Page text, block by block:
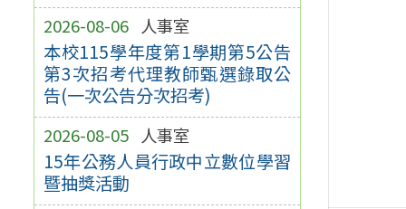
2026-08-06 人事室
本校115學年度第1學期第5公告
第3次招考代理教師甄選錄取公
告(一次公告分次招考)
2026-08-05 人事室
15年公務人員行政中立數位學習
暨抽獎活動